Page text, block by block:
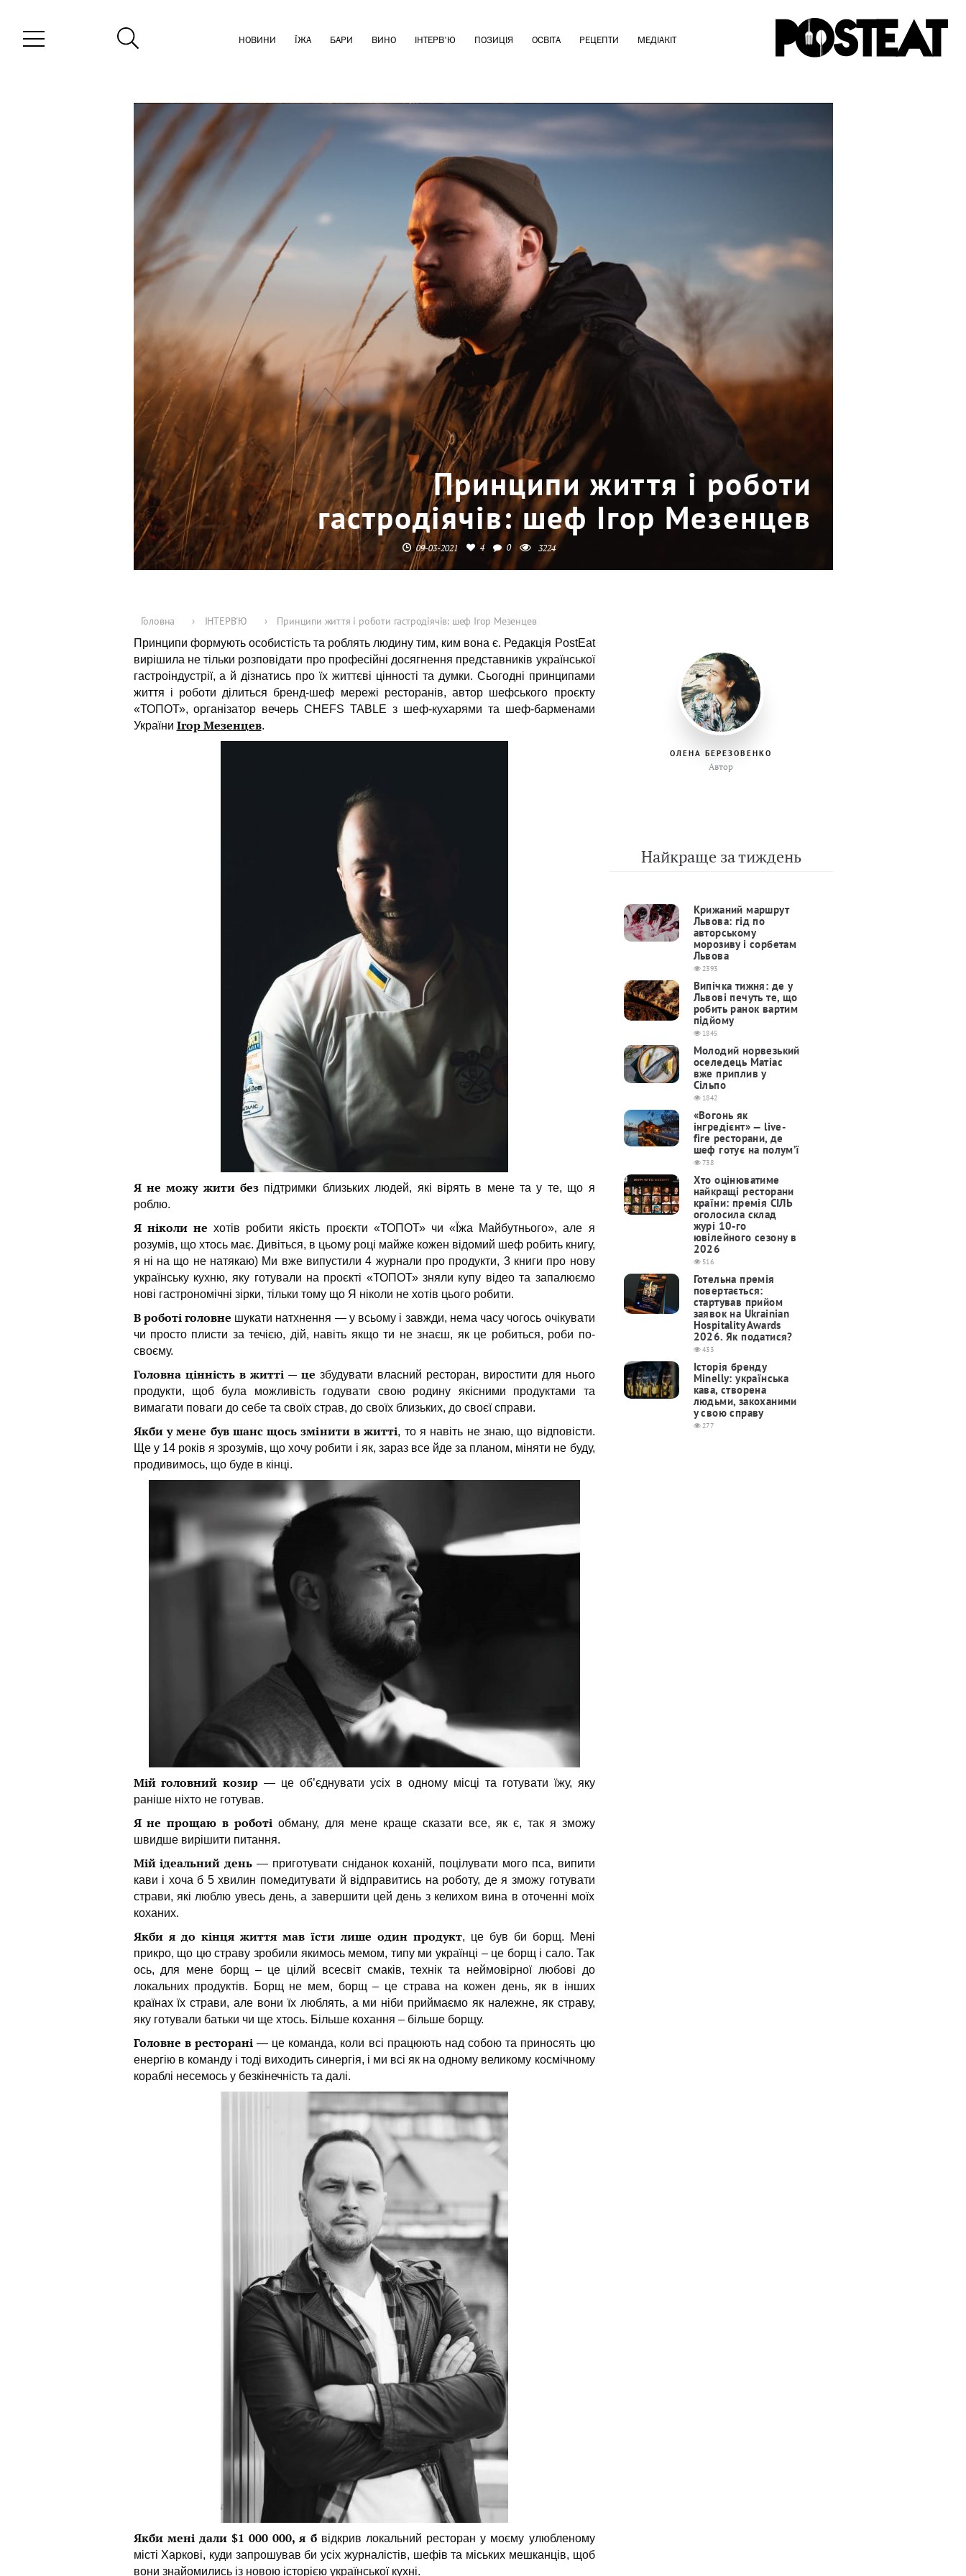
НОВИНИ ЇЖА БАРИ ВИНО ІНТЕРВ'Ю ПОЗИЦІЯ ОСВІТА РЕЦЕПТИ МЕДІАКІТ
Принципи життя і роботи
гастродіячів: шеф Ігор Мезенцев
09-03-2021 4 0 3224
Головна › ІНТЕРВ'Ю › Принципи життя і роботи гастродіячів: шеф Ігор Мезенцев
Принципи формують особистість та роблять людину тим, ким вона є. Редакція PostEat
вирішила не тільки розповідати про професійні досягнення представників української
гастроіндустрії, а й дізнатись про їх життєві цінності та думки. Сьогодні принципами
життя і роботи ділиться бренд-шеф мережі ресторанів, автор шефського проєкту
«ТОПОТ», організатор вечерь CHEFS TABLE з шеф-кухарями та шеф-барменами
України Ігор Мезенцев.
Я не можу жити без підтримки близьких людей, які вірять в мене та у те, що я
роблю.
Я ніколи не хотів робити якість проєкти «ТОПОТ» чи «Їжа Майбутнього», але я
розумів, що хтось має. Дивіться, в цьому році майже кожен відомий шеф робить книгу,
я ні на що не натякаю) Ми вже випустили 4 журнали про продукти, 3 книги про нову
українську кухню, яку готували на проєкті «ТОПОТ» зняли купу відео та запалюємо
нові гастрономічні зірки, тільки тому що Я ніколи не хотів цього робити.
В роботі головне шукати натхнення — у всьому і завжди, нема часу чогось очікувати
чи просто плисти за течією, дій, навіть якщо ти не знаєш, як це робиться, роби по-
своєму.
Головна цінність в житті — це збудувати власний ресторан, виростити для нього
продукти, щоб була можливість годувати свою родину якісними продуктами та
вимагати поваги до себе та своїх страв, до своїх близьких, до своєї справи.
Якби у мене був шанс щось змінити в житті, то я навіть не знаю, що відповісти.
Ще у 14 років я зрозумів, що хочу робити і як, зараз все йде за планом, міняти не буду,
продивимось, що буде в кінці.
Мій головний козир— це об’єднувати усіх в одному місці та готувати їжу, яку
раніше ніхто не готував.
Я не прощаю в роботі обману, для мене краще сказати все, як є, так я зможу
швидше вирішити питання.
Мій ідеальний день — приготувати сніданок коханій, поцілувати мого пса, випити
кави і хоча б 5 хвилин помедитувати й відправитись на роботу, де я зможу готувати
страви, які люблю увесь день, а завершити цей день з келихом вина в оточенні моїх
коханих.
Якби я до кінця життя мав їсти лише один продукт, це був би борщ. Мені
прикро, що цю страву зробили якимось мемом, типу ми українці – це борщ і сало. Так
ось, для мене борщ – це цілий всесвіт смаків, технік та неймовірної любові до
локальних продуктів. Борщ не мем, борщ – це страва на кожен день, як в інших
країнах їх страви, але вони їх люблять, а ми ніби приймаємо як належне, як страву,
яку готували батьки чи ще хтось. Більше кохання – більше борщу.
Головне в ресторані — це команда, коли всі працюють над собою та приносять цю
енергію в команду і тоді виходить синергія, і ми всі як на одному великому космічному
кораблі несемось у безкінечність та далі.
Якби мені дали $1 000 000, я бвідкрив локальний ресторан у моєму улюбленому
місті Харкові, куди запрошував би усіх журналістів, шефів та міських мешканців, щоб
вони знайомились із новою історією української кухні.
ОЛЕНА БЕРЕЗОВЕНКО
Автор
Найкраще за тиждень
Крижаний маршрут
Львова: гід по
авторському
морозиву і сорбетам
Львова
2393
Випічка тижня: де у
Львові печуть те, що
робить ранок вартим
підйому
1845
Молодий норвезький
оселедець Матіас
вже приплив у
Сільпо
1842
«Вогонь як
інгредієнт» — live-
fire ресторани, де
шеф готує на полум’ї
738
Хто оцінюватиме
найкращі ресторани
країни: премія СІЛЬ
оголосила склад
журі 10-го
ювілейного сезону в
2026
516
Готельна премія
повертається:
cтартував прийом
заявок на Ukrainian
Hospitality Awards
2026. Як податися?
433
Історія бренду
Minelly: українська
кава, створена
людьми, закоханими
у свою справу
277